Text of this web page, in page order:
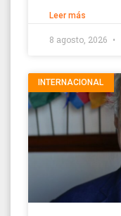
Leer más
8 agosto, 2026
INTERNACIONAL